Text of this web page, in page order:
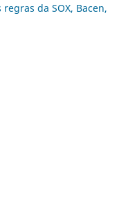
da SOX, Bacen,